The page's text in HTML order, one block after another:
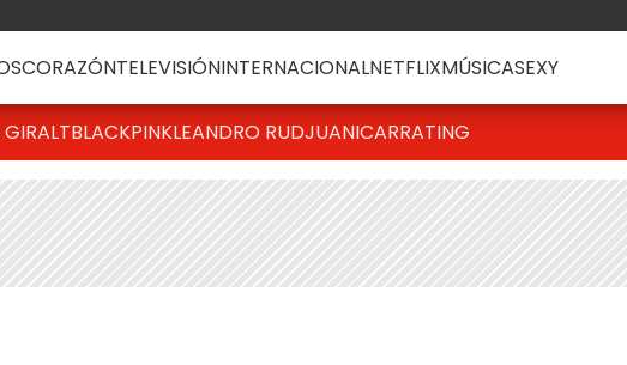
CORAZÓNTELEVISIÓNINTERNACIONALNETFLIXMÚSICASEXY
BLACKPINKLEANDRO RUDJUANICARRATING